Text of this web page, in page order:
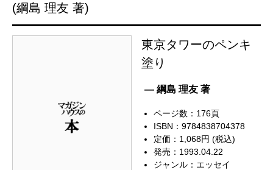
(綱島 理友 著)
東京タワーのペンキ
塗り
— 綱島 理友 著
ページ数：176頁
ISBN：9784838704378
定価：1,068円 (税込)
発売：1993.04.22
ジャンル： エッセイ